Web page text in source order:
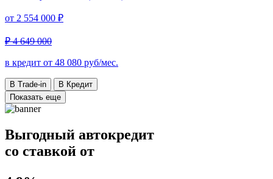
от 2 554 000 ₽
₽ 4 649 000
в кредит от 48 080 руб/мес.
В Trade-in
В Кредит
Показать еще
Выгодный автокредит
со ставкой от